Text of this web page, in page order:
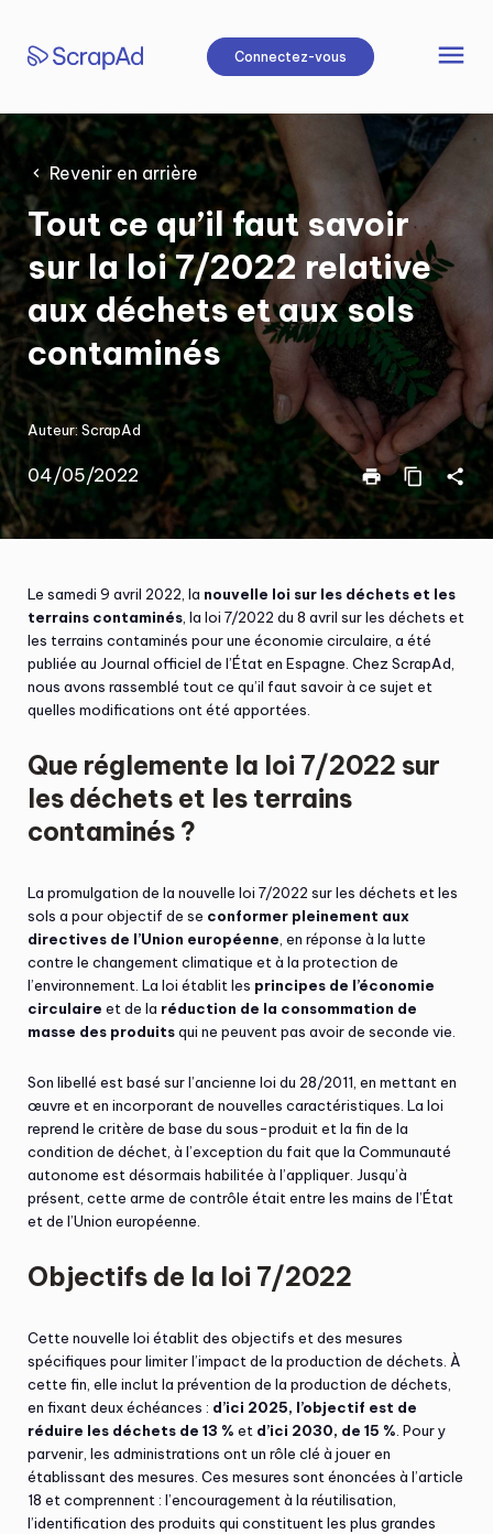
contenu
Connectez-vous menu
Revenir en arrière
Tout ce qu’il faut savoir
sur la loi 7/2022 relative
aux déchets et aux sols
contaminés
Auteur:ScrapAd
04/05/2022 print content_copy share
Le samedi 9 avril 2022, la nouvelle loi sur les déchets et les
terrains contaminés , la loi 7/2022 du 8 avril sur les déchets et
les terrains contaminés pour une économie circulaire, a été
publiée au Journal officiel de l’État en Espagne. Chez ScrapAd,
nous avons rassemblé tout ce qu’il faut savoir à ce sujet et
quelles modifications ont été apportées.
Que réglemente la loi 7/2022 sur
les déchets et les terrains
contaminés ?
La promulgation de la nouvelle loi 7/2022 sur les déchets et les
sols a pour objectif de se conformer pleinement aux
directives de l’Union européenne , en réponse à la lutte
contre le changement climatique et à la protection de
l’environnement. La loi établit les principes de l’économie
circulaire et de la réduction de la consommation de
masse des produitsqui ne peuvent pas avoir de seconde vie.
Son libellé est basé sur l’ancienne loi du 28/2011, en mettant en
œuvre et en incorporant de nouvelles caractéristiques. La loi
reprend le critère de base du sous-produit et la fin de la
condition de déchet, à l’exception du fait que la Communauté
autonome est désormais habilitée à l’appliquer. Jusqu’à
présent, cette arme de contrôle était entre les mains de l’État
et de l’Union européenne.
Objectifs de la loi 7/2022
Cette nouvelle loi établit des objectifs et des mesures
spécifiques pour limiter l’impact de la production de déchets. À
cette fin, elle inclut la prévention de la production de déchets,
en fixant deux échéances : d’ici 2025, l’objectif est de
réduire les déchets de 13 % et d’ici 2030, de 15 % . Pour y
parvenir, les administrations ont un rôle clé à jouer en
établissant des mesures. Ces mesures sont énoncées à l’article
18 et comprennent : l’encouragement à la réutilisation,
l’identification des produits qui constituent les plus grandes